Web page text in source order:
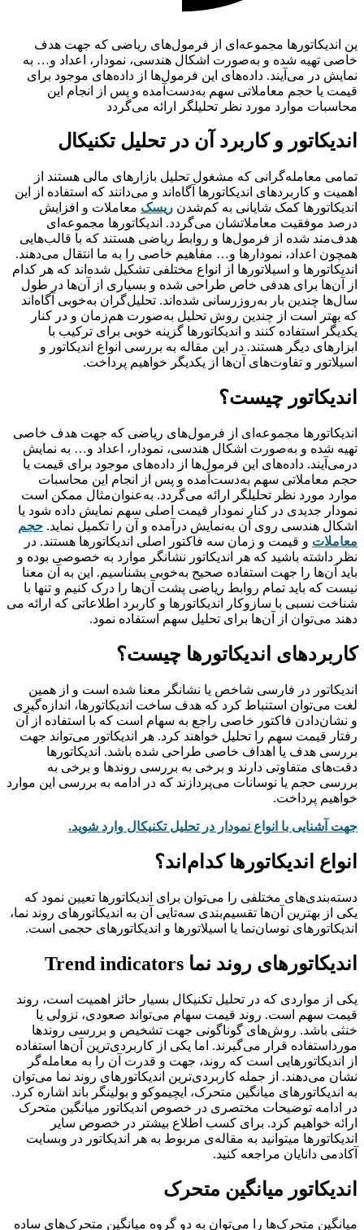
ین اندیکاتورها مجموعه‌ای از فرمول‌های ریاضی که جهت هدف
خاصی تهیه شده و به‌صورت اشکال هندسی، نمودار، اعداد و… به
نمایش در می‌آیند. داده‌های این فرمول‌ها از داده‌های موجود برای
قیمت یا حجم معاملاتی سهم به‌دست‌آمده و پس از انجام این
محاسبات موارد مورد نظر تحلیلگر ارائه می‌گردد
اندیکاتور و کاربرد آن در تحلیل تکنیکال
تمامی معامله­‌گرانی که مشغول تحلیل بازارهای مالی هستند از
اهمیت و کاربردهای اندیکاتورها آگاه‌اند و می‌دانند که استفاده از این
اندیکاتورها کمک شایانی به کم‌شدن ریسک معاملات و افزایش
درصد موفقیت معاملاتشان می‌گردد. اندیکاتورها مجموعه‌ای
هدف‌مند شده از فرمول‌ها و روابط ریاضی هستند که با قالب‌هایی
همچون اعداد، نمودارها و… مفاهیم خاصی را به ما انتقال می‌دهند.
اندیکاتورها و اسیلاتورها از انواع مختلفی تشکیل شده‌اند که هر کدام
از آن‌ها برای هدفی خاص طراحی شده و بسیاری از آن‌­ها در طول
سال‌ها چندین بار به‌روزرسانی شده‌اند. تحلیل‌گران به‌خوبی آگاه‌اند
که بهتر است از چندین روش تحلیل به‌صورت هم‌زمان و در کنار
یکدیگر استفاده کنند و اندیکاتورها گزینه خوبی برای ترکیب با
ابزارهای دیگر هستند. در این مقاله به بررسی انواع اندیکاتور و
اسیلاتور و تفاوت‌های آن‌ها از یکدیگر خواهیم پرداخت.
اندیکاتور چیست؟
اندیکاتورها مجموعه‌ای از فرمول‌های ریاضی که جهت هدف خاصی
تهیه شده و به‌صورت اشکال هندسی، نمودار، اعداد و… به نمایش
درمی‌آیند. داده‌های این فرمول‌ها از داده‌های موجود برای قیمت یا
حجم معاملاتی سهم به‌دست‌آمده و پس از انجام این محاسبات
موارد مورد نظر تحلیلگر ارائه می‌گردد. به‌عنوان‌مثال ممکن است
نمودار جدیدی در کنار نمودار قیمت اصلی سهم نمایش داده شود یا
اشکال هندسی روی آن به‌نمایش‌ درآمده و آن را تکمیل نماید. حجم
معاملات و قیمت و زمان سه فاکتور اصلی اندیکاتورها هستند. در
نظر داشته باشید که هر اندیکاتور نشانگر موارد به خصوصی بوده و
باید آن‌ها را جهت استفاده صحیح به‌خوبی بشناسیم. این به آن معنا
نیست که باید تمام روابط ریاضی پشت آن‌ها را درک کنیم و تنها با
شناخت نسبی با سازوکار اندیکاتورها و کاربرد اطلاعاتی که ارائه می­‌
دهند می‌توان از آن­‌ها برای تحلیل سهم استفاده نمود.
کاربردهای اندیکاتورها چیست؟
اندیکاتور در فارسی شاخص یا نشانگر معنا شده است و از همین
لغت می‌توان استنباط کرد که هدف ساخت اندیکاتورها، اندازه‌گیری
و نشان‌دادن فاکتور خاصی راجع به سهام است که با استفاده از آن
رفتار قیمت سهم را تحلیل خواهند کرد. هر اندیکاتور می‌تواند جهت
بررسی هدف یا اهداف خاصی طراحی شده باشد. اندیکاتورها
دقت‌های متفاوتی دارند و برخی به بررسی روندها و برخی به
بررسی حجم یا نوسانات می‌پردازند که در ادامه به بررسی این موارد
خواهیم پرداخت.
جهت آشنایی با انواع نمودار در تحلیل تکنیکال وارد شوید.
انواع اندیکاتورها کدام‌اند؟
دسته‌بندی‌های مختلفی را می‌توان برای اندیکاتورها تعیین نمود که
یکی از بهترین آن‌ها تقسیم‌بندی سه‌تایی آن به اندیکاتورهای روند نما،
اندیکاتورهای نوسان‌نما یا اسیلاتورها و اندیکاتورهای حجمی است.
اندیکاتورهای روند نما Trend indicators
یکی از مواردی که در تحلیل تکنیکال بسیار حائز اهمیت است، روند
قیمت سهم است. روند قیمت سهام می‌تواند صعودی، نزولی یا
خنثی باشد. روش‌های گوناگونی جهت تشخیص و بررسی روندها
مورداستفاده قرار می‌گیرند. اما یکی از کاربردی‌ترین آن‌ها استفاده
از اندیکاتورهایی است که روند، جهت و قدرت آن را به معامله‌گر
نشان می‌دهند. از جمله کاربردی‌ترین اندیکاتورهای روند نما می‌توان
به اندیکاتورهای میانگین متحرک، ایچیموکو و بولینگر باند اشاره کرد.
در ادامه توضیحات مختصری در خصوص اندیکاتور میانگین متحرک
ارائه خواهیم کرد. برای کسب اطلاع بیشتر در خصوص سایر
اندیکاتورها می­توانید به مقاله­‌ی مربوط به هر اندیکاتور در وب­سایت
آکادمی دانایان مراجعه کنید.
اندیکاتور میانگین متحرک
میانگین متحرک‌ها را می‌توان به دو گروه میانگین متحرک‌های ساده